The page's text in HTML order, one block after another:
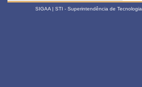
SIGAA | STI - Superintendência de